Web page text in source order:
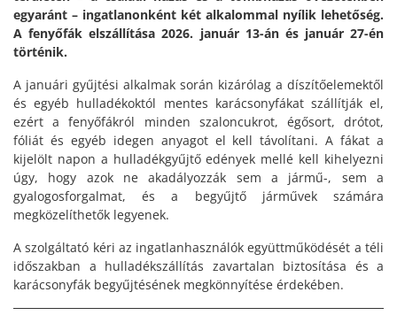
egyaránt – ingatlanonként két alkalommal nyílik lehetőség.
A fenyőfák elszállítása 2026. január 13-án és január 27-én
történik.
A januári gyűjtési alkalmak során kizárólag a díszítőelemektől
és egyéb hulladékoktól mentes karácsonyfákat szállítják el,
ezért a fenyőfákról minden szaloncukrot, égősort, drótot,
fóliát és egyéb idegen anyagot el kell távolítani. A fákat a
kijelölt napon a hulladékgyűjtő edények mellé kell kihelyezni
úgy, hogy azok ne akadályozzák sem a jármű-, sem a
gyalogosforgalmat, és a begyűjtő járművek számára
megközelíthetők legyenek.
A szolgáltató kéri az ingatlanhasználók együttműködését a téli
időszakban a hulladékszállítás zavartalan biztosítása és a
karácsonyfák begyűjtésének megkönnyítése érdekében.